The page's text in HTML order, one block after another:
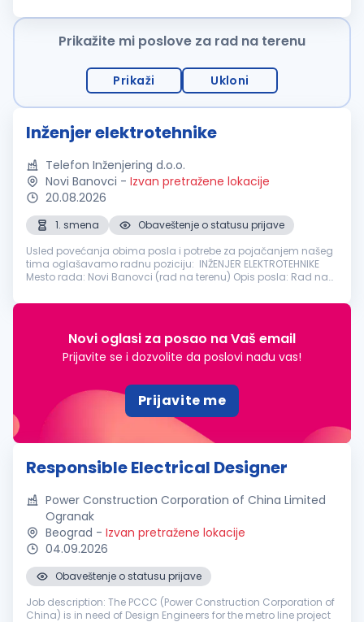
nudeći kandidatima...
Prikažite mi poslove za rad na terenu
Prikaži Ukloni
Inženjer elektrotehnike
Telefon Inženjering d.o.o.
Novi Banovci - Izvan pretražene lokacije
20.08.2026
1. smena
Obaveštenje o statusu prijave
Usled povećanja obima posla i potrebe za pojačanjem našeg
tima oglašavamo radnu poziciju: INŽENJER ELEKTROTEHNIKE
Mesto rada: Novi Banovci (rad na terenu) Opis posla: Rad na
solarnih kole...
Novi oglasi za posao na Vaš email
Prijavite se i dozvolite da poslovi nađu vas!
Prijavite me
Responsible Electrical Designer
Power Construction Corporation of China Limited
Ogranak
Beograd - Izvan pretražene lokacije
04.09.2026
Obaveštenje o statusu prijave
Job description: The PCCC (Power Construction Corporation of
China) is in need of Design Engineers for the metro line project